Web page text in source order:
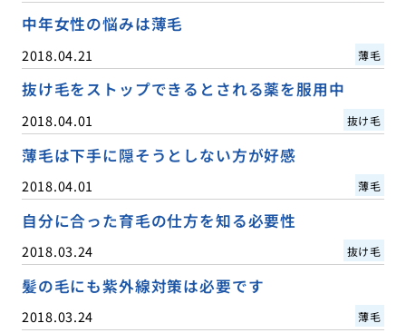
中年女性の悩みは薄毛
2018.04.21 薄毛
抜け毛をストップできるとされる薬を服用中
2018.04.01 抜け毛
薄毛は下手に隠そうとしない方が好感
2018.04.01 薄毛
自分に合った育毛の仕方を知る必要性
2018.03.24 抜け毛
髪の毛にも紫外線対策は必要です
2018.03.24 薄毛